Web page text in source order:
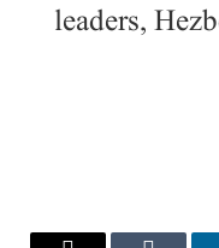
leaders,